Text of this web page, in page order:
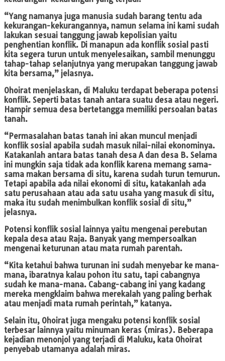
“Yang namanya juga manusia sudah barang tentu ada
kekurangan-kekurangannya, namun selama ini kami sudah
lakukan sesuai tanggung jawab kepolisian yaitu
penghentian konflik. Di manapun ada konflik sosial pasti
kita segera turun untuk menyelesaikan, sambil menunggu
tahap-tahap selanjutnya yang merupakan tanggung jawab
kita bersama,” jelasnya.
Ohoirat menjelaskan, di Maluku terdapat beberapa potensi
konflik. Seperti batas tanah antara suatu desa atau negeri.
Hampir semua desa bertetangga memiliki persoalan batas
tanah.
“Permasalahan batas tanah ini akan muncul menjadi
konflik sosial apabila sudah masuk nilai-nilai ekonominya.
Katakanlah antara batas tanah desa A dan desa B. Selama
ini mungkin saja tidak ada konflik karena memang sama-
sama makan bersama di situ, karena sudah turun temurun.
Tetapi apabila ada nilai ekonomi di situ, katakanlah ada
satu perusahaan atau ada satu usaha yang masuk di situ,
maka itu sudah menimbulkan konflik sosial di situ,”
jelasnya.
Potensi konflik sosial lainnya yaitu mengenai perebutan
kepala desa atau Raja. Banyak yang mempersoalkan
mengenai keturunan atau mata rumah parentah.
“Kita ketahui bahwa turunan ini sudah menyebar ke mana-
mana, ibaratnya kalau pohon itu satu, tapi cabangnya
sudah ke mana-mana. Cabang-cabang ini yang kadang
mereka mengklaim bahwa merekalah yang paling berhak
atau menjadi mata rumah perintah,” katanya.
Selain itu, Ohoirat juga mengaku potensi konflik sosial
terbesar lainnya yaitu minuman keras (miras). Beberapa
kejadian menonjol yang terjadi di Maluku, kata Ohoirat
penyebab utamanya adalah miras.